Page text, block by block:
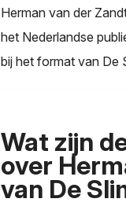
Herman van der
het Nederlandse
bij het format van De
Wat zijn
over
van De